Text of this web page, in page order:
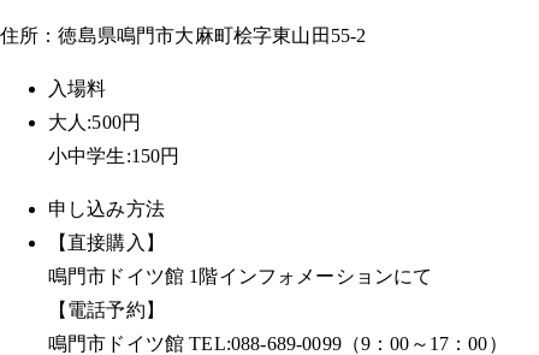
住所：徳島県鳴門市大麻町桧字東山田55-2
入場料
大人:500円
小中学生:150円
申し込み方法
【直接購入】
鳴門市ドイツ館 1階インフォメーションにて
【電話予約】
鳴門市ドイツ館 TEL:088-689-0099（9：00～17：00）